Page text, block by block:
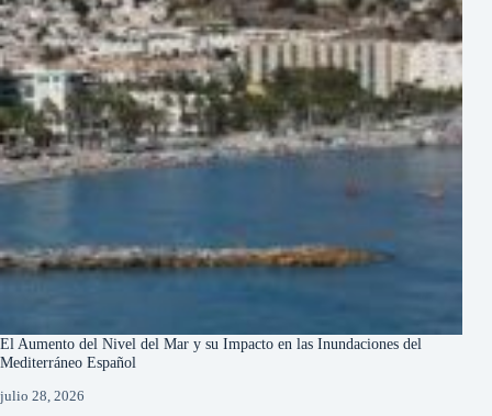
El Aumento del Nivel del Mar y su Impacto en las Inundaciones del
Mediterráneo Español
julio 28, 2026